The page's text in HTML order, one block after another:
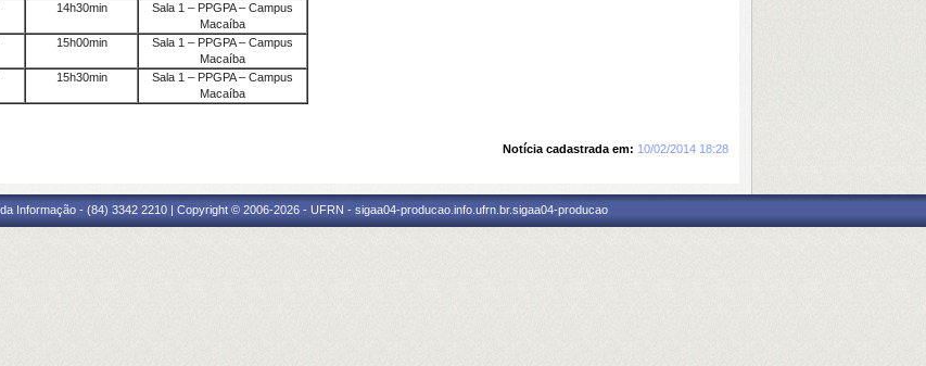
14h30min
Sala 1 – PPGPA – Campus
Macaíba
15h00min
Sala 1 – PPGPA – Campus
Macaíba
15h30min
Sala 1 – PPGPA – Campus
Macaíba
Notícia cadastrada em: 10/02/2014 18:28
Informação - (84) 3342 2210 | Copyright © 2006-2026 - UFRN - sigaa04-producao.info.ufrn.br.sigaa04-producao